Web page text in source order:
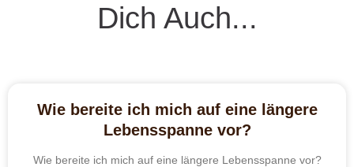
Dich Auch...
Wie bereite ich mich auf eine längere
Lebensspanne vor?
Wie bereite ich mich auf eine längere Lebensspanne vor?